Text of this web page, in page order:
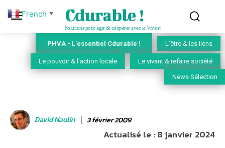
Cdurable !
Solutions pour agir & coopérer avec le Vivant
PHVA - L'essentiel Cdurable ! L'être & les liens
Le pouvoir & l'action locale Le vivant & refaire société
News Sélection
David Naulin 3 février 2009
Actualisé le :8 janvier 2024
French ▼